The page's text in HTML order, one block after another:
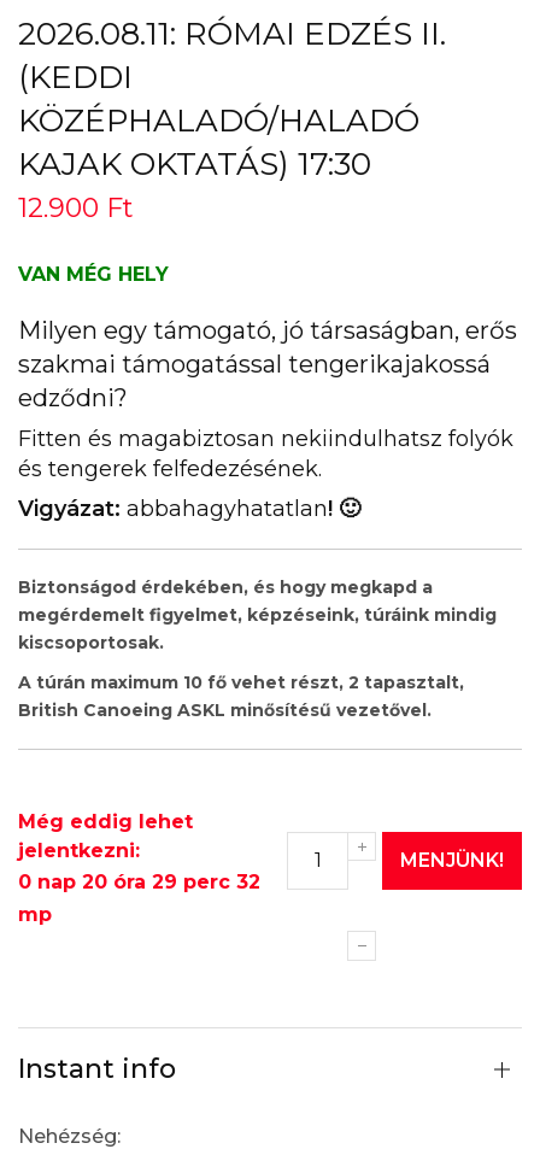
2026.08.11: RÓMAI EDZÉS II.
(KEDDI
KÖZÉPHALADÓ/HALADÓ
KAJAK OKTATÁS) 17:30
12.900 Ft
VAN MÉG HELY
Milyen egy támogató, jó társaságban, erős
szakmai támogatással tengerikajakossá
edződni?
Fitten és magabiztosan nekiindulhatsz folyók
és tengerek felfedezésének.
Vigyázat: abbahagyhatatlan! 🙂
Biztonságod érdekében, és hogy megkapd a
megérdemelt figyelmet, képzéseink, túráink mindig
kiscsoportosak.
A túrán maximum 10 fő vehet részt, 2 tapasztalt,
British Canoeing ASKL minősítésű vezetővel.
Még eddig lehet
jelentkezni:
0 nap 20 óra 29 perc 31
mp
MENJÜNK!
Instant info
Nehézség: